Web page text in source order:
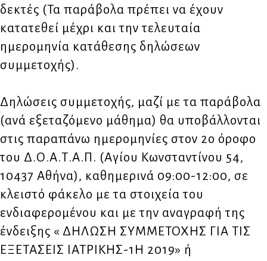
δεκτές (Τα παράβολα πρέπει να έχουν
κατατεθεί μέχρι και την τελευταία
ημερομηνία κατάθεσης δηλώσεων
συμμετοχής).
Δηλώσεις συμμετοχής, μαζί με τα παράβολα
(ανά εξεταζόμενο μάθημα) θα υποβάλλονται
στις παραπάνω ημερομηνίες στον 2ο όροφο
του Δ.Ο.Α.Τ.Α.Π. (Αγίου Κωνσταντίνου 54,
10437 Αθήνα), καθημερινά 09:00-12:00, σε
κλειστό φάκελο με τα στοιχεία του
ενδιαφερομένου και με την αναγραφή της
ένδειξης « ΔΗΛΩΣΗ ΣΥΜΜΕΤΟΧΗΣ ΓΙΑ ΤΙΣ
ΕΞΕΤΑΣΕΙΣ ΙΑΤΡΙΚΗΣ-1Η 2019» ή